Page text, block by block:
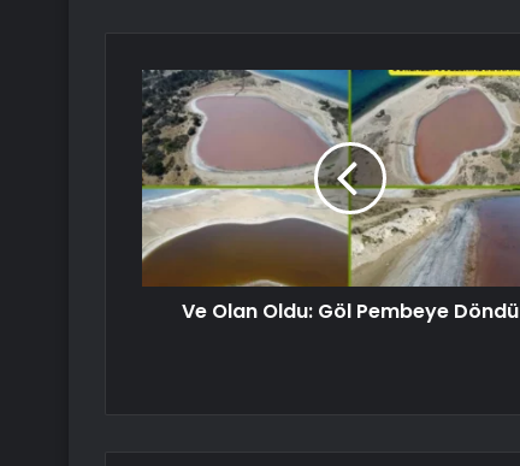
Ve Olan Oldu: Göl Pembeye Döndü